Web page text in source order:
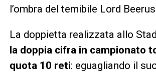
l’ombra del temibile Lord
La doppietta realizzata allo
la doppia cifra in campionato
quota 10 reti: eguagliando il